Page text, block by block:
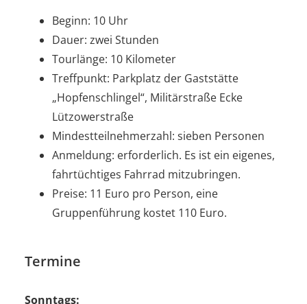
Beginn: 10 Uhr
Dauer: zwei Stunden
Tourlänge: 10 Kilometer
Treffpunkt: Parkplatz der Gaststätte
„Hopfenschlingel“, Militärstraße Ecke
Lützowerstraße
Mindestteilnehmerzahl: sieben Personen
Anmeldung: erforderlich. Es ist ein eigenes,
fahrtüchtiges Fahrrad mitzubringen.
Preise: 11 Euro pro Person, eine
Gruppenführung kostet 110 Euro.
Termine
Sonntags: